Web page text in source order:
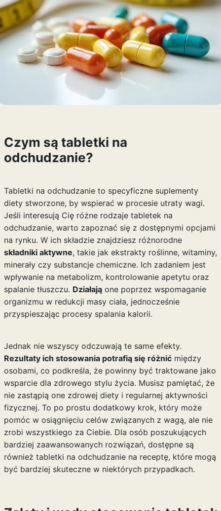
Czym są tabletki na
odchudzanie?
Tabletki na odchudzanie to specyficzne suplementy
diety stworzone, by wspierać w procesie utraty wagi.
Jeśli interesują Cię różne rodzaje tabletek na
odchudzanie, warto zapoznać się z dostępnymi opcjami
na rynku. W ich składzie znajdziesz różnorodne
składniki aktywne, takie jak ekstrakty roślinne, witaminy,
minerały czy substancje chemiczne. Ich zadaniem jest
wpływanie na metabolizm, kontrolowanie apetytu oraz
spalanie tłuszczu. Działająone poprzez wspomaganie
organizmu w redukcji masy ciała, jednocześnie
przyspieszając procesy spalania kalorii.
Jednak nie wszyscy odczuwają te same efekty.
Rezultaty ich stosowania potrafią się różnićmiędzy
osobami, co podkreśla, że powinny być traktowane jako
wsparcie dla zdrowego stylu życia. Musisz pamiętać, że
nie zastąpią one zdrowej diety i regularnej aktywności
fizycznej. To po prostu dodatkowy krok, który może
pomóc w osiągnięciu celów związanych z wagą, ale nie
zrobi wszystkiego za Ciebie. Dla osób poszukujących
bardziej zaawansowanych rozwiązań, dostępne są
również tabletki na odchudzanie na receptę, które mogą
być bardziej skuteczne w niektórych przypadkach.